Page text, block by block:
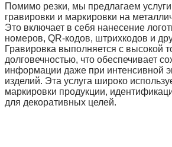
Помимо резки, мы предлагаем
гравировки и маркировки на
Это включает в себя нанесение
номеров, QR-кодов, штрихкодов и
Гравировка выполняется с высокой
долговечностью, что обеспечивает
информации даже при интенсивной
изделий. Эта услуга широко
маркировки продукции,
для декоративных целей.